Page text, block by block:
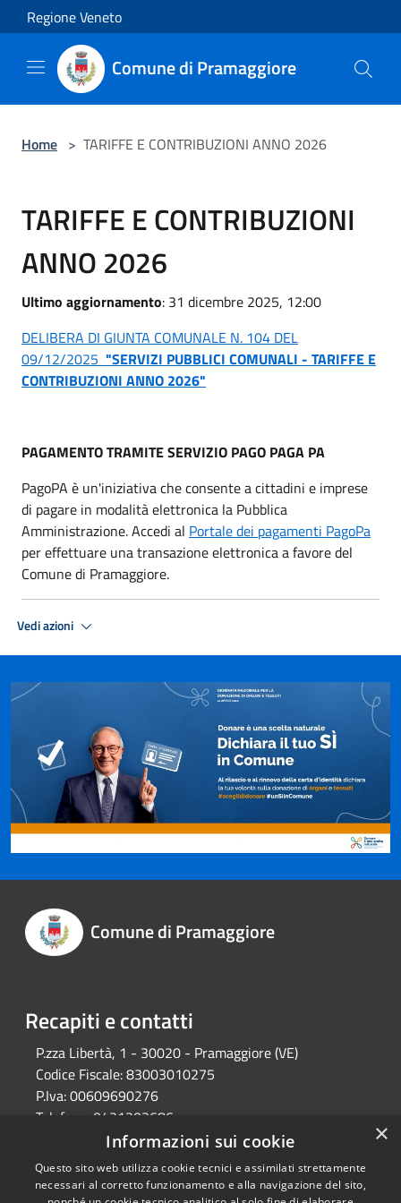
Salta al contenuto principale
Regione Veneto
Comune di Pramaggiore
Home > TARIFFE E CONTRIBUZIONI ANNO 2026
TARIFFE E CONTRIBUZIONI
ANNO 2026
Ultimo aggiornamento: 31 dicembre 2025, 12:00
DELIBERA DI GIUNTA COMUNALE N. 104 DEL
09/12/2025 "SERVIZI PUBBLICI COMUNALI - TARIFFE E
CONTRIBUZIONI ANNO 2026"
PAGAMENTO TRAMITE SERVIZIO PAGO PAGA PA
PagoPA è un'iniziativa che consente a cittadini e imprese
di pagare in modalità elettronica la Pubblica
Amministrazione. Accedi al Portale dei pagamenti PagoPa
per effettuare una transazione elettronica a favore del
Comune di Pramaggiore.
Vedi azioni
Comune di Pramaggiore
Recapiti e contatti
P.zza Libertà, 1 - 30020 - Pramaggiore (VE)
Codice Fiscale:83003010275
P.Iva:00609690276
Telefono: 0421203686
protocollo@comune.pramaggiore.ve.it
Pec:
protocollo.comune.pramaggiore.ve@pecveneto.it
×
Informazioni sui cookie
Questo sito web utilizza cookie tecnici e assimilati strettamente
necessari al corretto funzionamento e alla navigazione del sito,